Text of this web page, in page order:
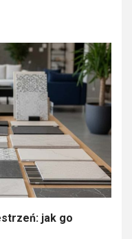
jak go